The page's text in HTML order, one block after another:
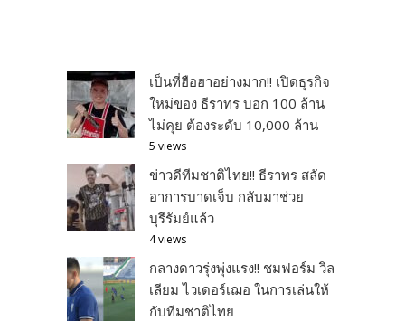
เป็นที่ฮือฮาอย่างมาก!! เปิดธุรกิจ
ใหม่ของ ธีราทร บอก 100 ล้าน
ไม่คุย ต้องระดับ 10,000 ล้าน
5 views
ข่าวดีทีมชาติไทย!! ธีราทร สลัด
อาการบาดเจ็บ กลับมาช่วย
บุรีรัมย์แล้ว
4 views
กลางดาวรุ่งพุ่งแรง!! ชมฟอร์ม วิล
เลียม ไวเดอร์เฌอ ในการเล่นให้
กับทีมชาติไทย